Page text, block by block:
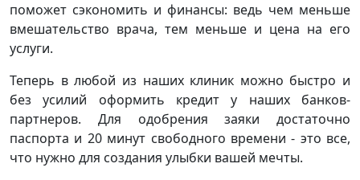
поможет сэкономить и финансы: ведь чем меньше
вмешательство врача, тем меньше и цена на его
услуги.
Теперь в любой из наших клиник можно быстро и
без усилий оформить кредит у наших банков-
партнеров. Для одобрения заяки достаточно
паспорта и 20 минут свободного времени - это все,
что нужно для создания улыбки вашей мечты.